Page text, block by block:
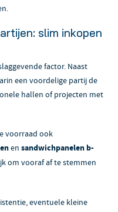
slim inkopen
factor. Naast
een voordelige partij de
hallen of projecten met
voorraad ook
en sandwichpanelen b-
om vooraf af te stemmen
eventuele kleine